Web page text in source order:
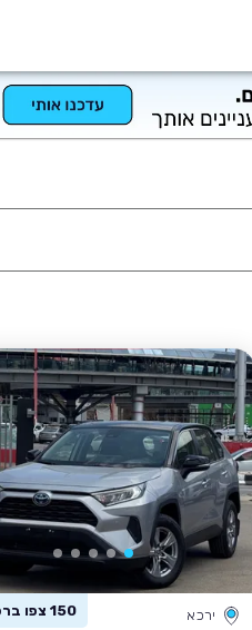
ירכא 150 צפו ברכב זה